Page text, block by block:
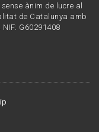
ànim de lucre al
de Catalunya amb
G60291408